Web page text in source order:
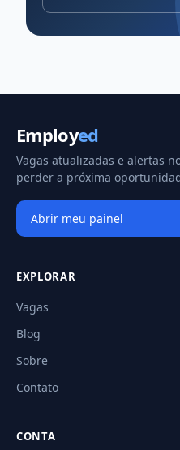
Employed
Vagas atualizadas e alertas
perder a próxima
Abrir meu painel
EXPLORAR
Vagas
Blog
Sobre
Contato
CONTA